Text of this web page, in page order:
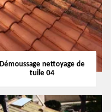
Démoussage nettoyage de
tuile 04